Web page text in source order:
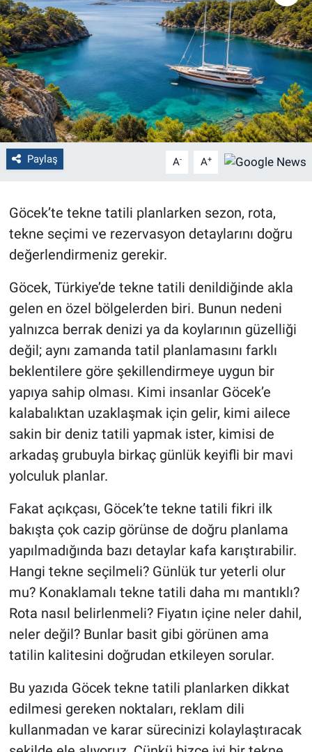
Paylaş A- A+
Göcek’te tekne tatili planlarken sezon, rota,
tekne seçimi ve rezervasyon detaylarını doğru
değerlendirmeniz gerekir.
Göcek, Türkiye’de tekne tatili denildiğinde akla
gelen en özel bölgelerden biri. Bunun nedeni
yalnızca berrak denizi ya da koylarının güzelliği
değil; aynı zamanda tatil planlamasını farklı
beklentilere göre şekillendirmeye uygun bir
yapıya sahip olması. Kimi insanlar Göcek’e
kalabalıktan uzaklaşmak için gelir, kimi ailece
sakin bir deniz tatili yapmak ister, kimisi de
arkadaş grubuyla birkaç günlük keyifli bir mavi
yolculuk planlar.
Fakat açıkçası, Göcek’te tekne tatili fikri ilk
bakışta çok cazip görünse de doğru planlama
yapılmadığında bazı detaylar kafa karıştırabilir.
Hangi tekne seçilmeli? Günlük tur yeterli olur
mu? Konaklamalı tekne tatili daha mı mantıklı?
Rota nasıl belirlenmeli? Fiyatın içine neler dahil,
neler değil? Bunlar basit gibi görünen ama
tatilin kalitesini doğrudan etkileyen sorular.
Bu yazıda Göcek tekne tatili planlarken dikkat
edilmesi gereken noktaları, reklam dili
kullanmadan ve karar sürecinizi kolaylaştıracak
Politika
Bilecik
Kütahya
Gezi
Genel
Yerel
Bilim ve Teknoloji